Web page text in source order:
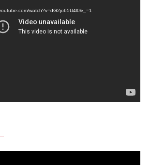
watch?v=dG2jo65U4l0&_=1